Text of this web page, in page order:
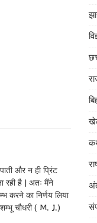
और न ही प्रिंट
रही है | अतः मैंने
करने का निर्णय लिया
चौधरी ( M. J.)